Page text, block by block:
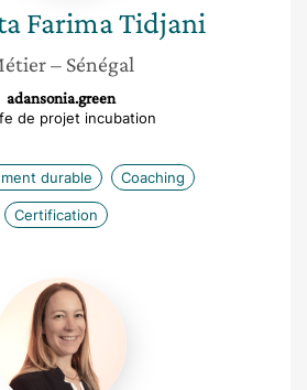
FarimaTidjani
– Sénégal
adansonia.green
de projet incubation
durable Coaching
Certification
Noémie
Storbeck